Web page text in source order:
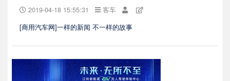
2019-04-18 15:55:31
客车
[商用汽车网]一样的新闻 不一样的故事